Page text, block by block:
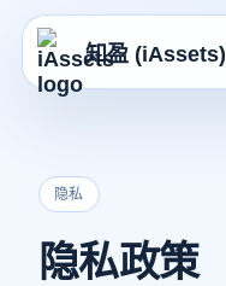
知盈 (iAssets)
隐私
隐私政策